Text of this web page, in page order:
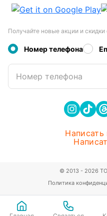
Получайте новые акции и
Номер телефона
Номер телефона
Написать
Политика
© 2013 - 2026